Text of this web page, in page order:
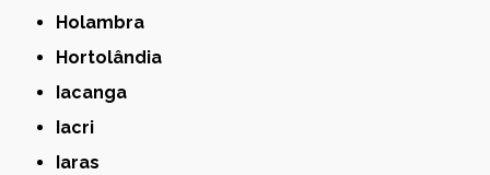
Holambra
Hortolândia
Iacanga
Iacri
Iaras